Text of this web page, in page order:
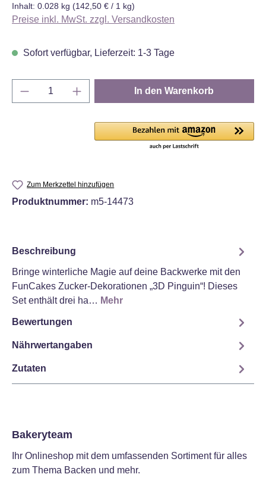
Inhalt: 0.028 kg (142,50 € / 1 kg)
Preise inkl. MwSt. zzgl. Versandkosten
Sofort verfügbar, Lieferzeit: 1-3 Tage
Produkt Anzahl: Gib den gewünschten
In den Warenkorb
Zum Merkzettel hinzufügen
Produktnummer: m5-14473
Beschreibung
Bringe winterliche Magie auf deine Backwerke mit den
FunCakes Zucker-Dekorationen „3D Pinguin“! Dieses
Set enthält drei ha… Mehr
Bewertungen
Nährwertangaben
Zutaten
Bakeryteam
Ihr Onlineshop mit dem umfassenden Sortiment für alles
zum Thema Backen und mehr.